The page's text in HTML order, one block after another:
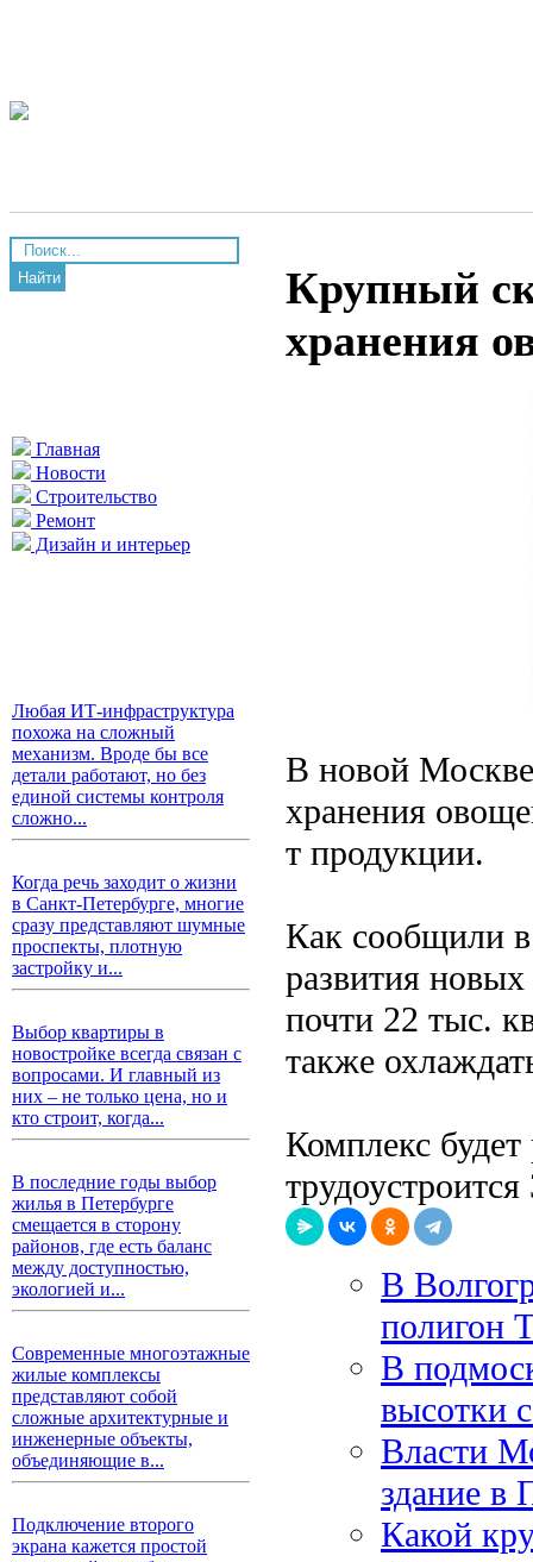
Найти
Главная
Новости
Строительство
Ремонт
Дизайн и интерьер
Любая ИТ-инфраструктура
похожа на сложный
механизм. Вроде бы все
детали работают, но без
единой системы контроля
сложно...
Когда речь заходит о жизни
в Санкт-Петербурге, многие
сразу представляют шумные
проспекты, плотную
застройку и...
Выбор квартиры в
новостройке всегда связан с
вопросами. И главный из
них – не только цена, но и
кто строит, когда...
В последние годы выбор
жилья в Петербурге
смещается в сторону
районов, где есть баланс
между доступностью,
экологией и...
Современные многоэтажные
жилые комплексы
представляют собой
сложные архитектурные и
инженерные объекты,
объединяющие в...
Подключение второго
экрана кажется простой
Крупный
хранения
В новой Москве
хранения
т продукции.
Как сообщили в
развития
почти 22 тыс.
также
Комплекс
В
полигон
В
высотки
Власти
здание в
Какой